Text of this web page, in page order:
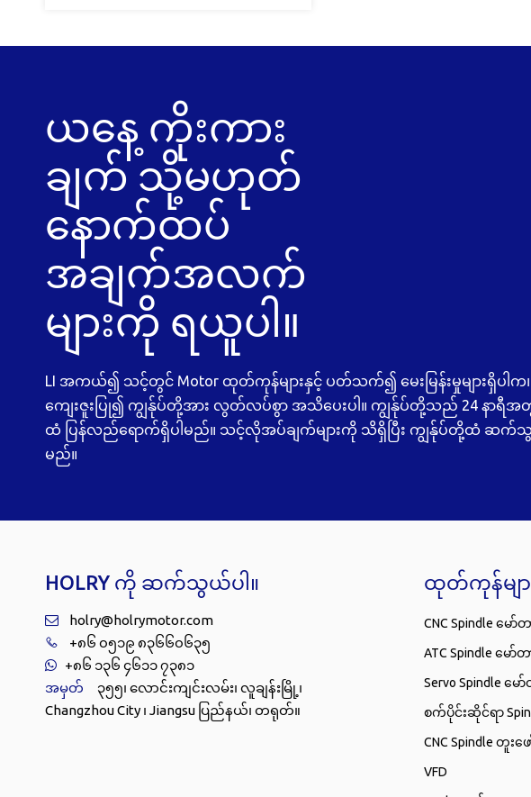
ယနေ့ ကိုးကား
ချက် သို့မဟုတ်
နောက်ထပ်
အချက်အလက်
များကို ရယူပါ။
LI အကယ်၍ သင့်တွင် Motor ထုတ်ကုန်များနှင့် ပတ်သက်၍ မေးမြန်းမှုများရှိပါက၊
ကျေးဇူးပြု၍ ကျွန်ုပ်တို့အား လွတ်လပ်စွာ အသိပေးပါ။ ကျွန်ုပ်တို့သည် 24 နာရီအ
ထံ ပြန်လည်ရောက်ရှိပါမည်။ သင့်လိုအပ်ချက်များကို သိရှိပြီး ကျွန်ုပ်တို့ထံ ဆက်သွ
မည်။
HOLRY ကို ဆက်သွယ်ပါ။
 holry@holrymotor.com
 +၈၆ ၀၅၁၉ ၈၃၆၆၀၆၃၅
 +၈၆ ၁၃၆ ၄၆၁၁ ၇၃၈၁
အမှတ်
၃၅၅၊ လောင်းကျင်းလမ်း၊ လူချန်းမြို့၊
Changzhou City ၊ Jiangsu ပြည်နယ်၊ တရုတ်။
ထုတ်ကုန်မျာ
CNC Spindle မော်တ
ATC Spindle မော်
Servo Spindle မေ
စက်ပိုင်းဆိုင်ရာ
CNC Spindle တူးဖေ
VFD